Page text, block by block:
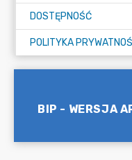
DOSTĘPNOŚĆ
POLITYKA
BIP - WERSJA